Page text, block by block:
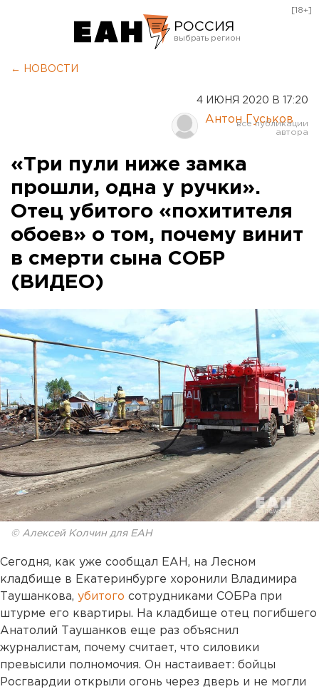
РОССИЯ
Курган
Оренбург
[18+]
← НОВОСТИ
4 ИЮНЯ 2020 В 17:20
Антон Гуськов
«Три пули ниже замка
прошли, одна у ручки».
Отец убитого «похитителя
обоев» о том, почему винит
в смерти сына СОБР
(ВИДЕО)
© Алексей Колчин для ЕАН
Сегодня, как уже сообщал ЕАН, на Лесном
кладбище в Екатеринбурге хоронили Владимира
Таушанкова, убитого сотрудниками СОБРа при
штурме его квартиры. На кладбище отец погибшего
Анатолий Таушанков еще раз объяснил
журналистам, почему считает, что силовики
превысили полномочия. Он настаивает: бойцы
Росгвардии открыли огонь через дверь и не могли